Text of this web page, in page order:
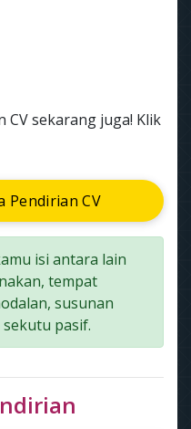
CV sekarang juga! Klik
Pendirian CV
isi antara lain
tempat
susunan
pasif.